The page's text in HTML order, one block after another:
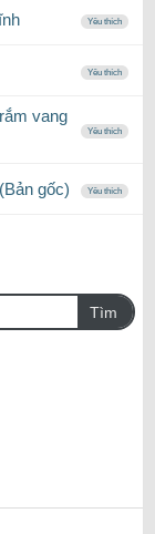
Yêu thích
Yêu thích
vang
Yêu thích
gốc) Yêu thích
Tìm